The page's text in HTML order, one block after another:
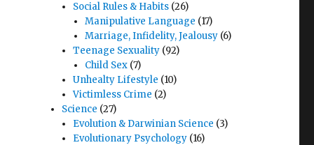
Social Rules & Habits (26)
Manipulative Language (17)
Marriage, Infidelity, Jealousy(6)
Teenage Sexuality (92)
Child Sex(7)
Unhealty Lifestyle (10)
Victimless Crime (2)
Science (27)
Evolution & Darwinian Science (3)
Evolutionary Psychology (16)